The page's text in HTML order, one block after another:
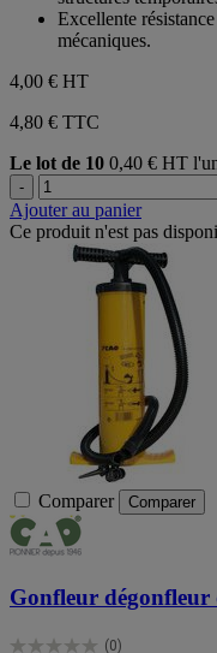
Excellente
mécaniques.
4,00 € HT
4,80 € TTC
Le lot de 10 0,40 € HT
-
Ajouter au panier
Ce produit n'est pas
Comparer Comparer
Gonfleur dégonfleur
(0)